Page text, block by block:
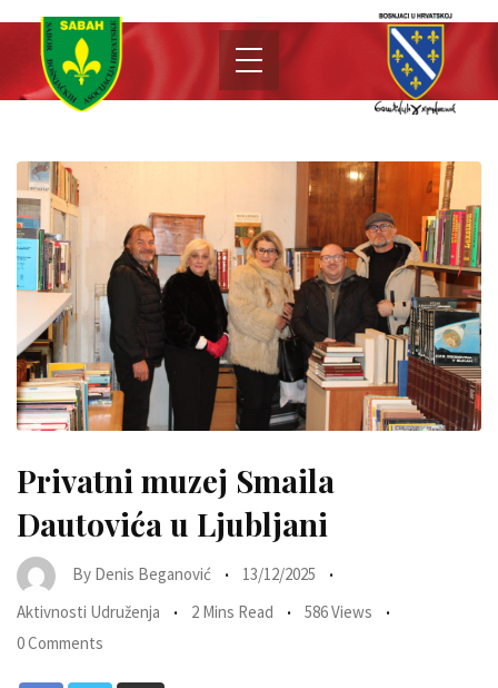
Privatni muzej Smaila
Dautovića u Ljubljani
By Denis Beganović
13/12/2025
Aktivnosti Udruženja
2 Mins Read
586 Views
0 Comments